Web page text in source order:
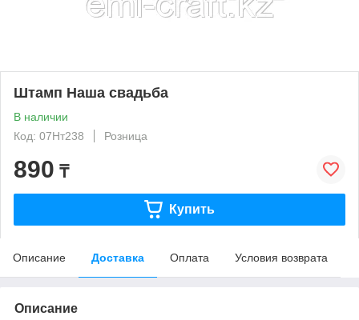
Штамп Наша свадьба
В наличии
Код: 07Нт238
Розница
890 ₸
Купить
Описание Доставка Оплата Условия возврата
Описание